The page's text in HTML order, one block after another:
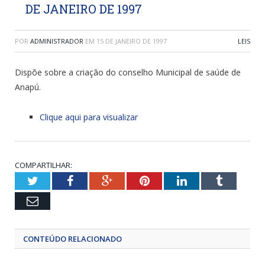
DE JANEIRO DE 1997
POR ADMINISTRADOR EM 15 DE JANEIRO DE 1997 LEIS
Dispõe sobre a criação do conselho Municipal de saúde de
Anapú.
Clique aqui para visualizar
COMPARTILHAR:
TwitterFacebookGoogle+PinterestLinkedInTumblr
Email
CONTEÚDO RELACIONADO